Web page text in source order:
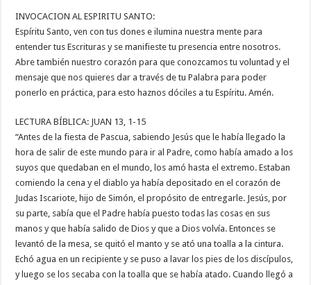
INVOCACION AL ESPIRITU SANTO:
Espíritu Santo, ven con tus dones e ilumina nuestra mente para
entender tus Escrituras y se manifieste tu presencia entre nosotros.
Abre también nuestro corazón para que conozcamos tu voluntad y el
mensaje que nos quieres dar a través de tu Palabra para poder
ponerlo en práctica, para esto haznos dóciles a tu Espíritu. Amén.
LECTURA BÍBLICA: JUAN 13, 1-15
“Antes de la fiesta de Pascua, sabiendo Jesús que le había llegado la
hora de salir de este mundo para ir al Padre, como había amado a los
suyos que quedaban en el mundo, los amó hasta el extremo. Estaban
comiendo la cena y el diablo ya había depositado en el corazón de
Judas Iscariote, hijo de Simón, el propósito de entregarle. Jesús, por
su parte, sabía que el Padre había puesto todas las cosas en sus
manos y que había salido de Dios y que a Dios volvía. Entonces se
levantó de la mesa, se quitó el manto y se ató una toalla a la cintura.
Echó agua en un recipiente y se puso a lavar los pies de los discípulos,
y luego se los secaba con la toalla que se había atado. Cuando llegó a